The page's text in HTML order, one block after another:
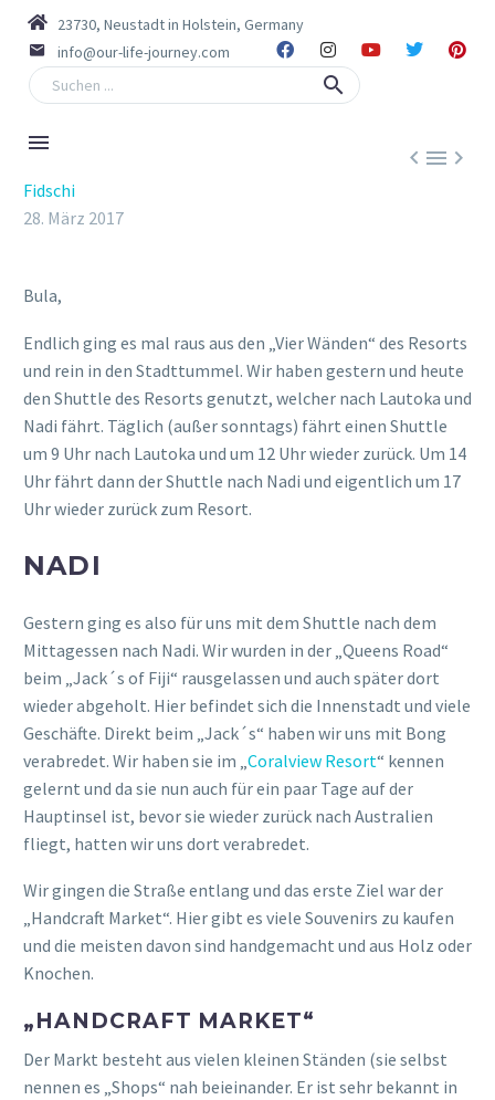
23730, Neustadt in Holstein, Germany
info@our-life-journey.com

Fidschi
28. März 2017
Bula,
Endlich ging es mal raus aus den „Vier Wänden“ des Resorts
und rein in den Stadttummel. Wir haben gestern und heute
den Shuttle des Resorts genutzt, welcher nach Lautoka und
Nadi fährt. Täglich (außer sonntags) fährt einen Shuttle
um 9 Uhr nach Lautoka und um 12 Uhr wieder zurück. Um 14
Uhr fährt dann der Shuttle nach Nadi und eigentlich um 17
Uhr wieder zurück zum Resort.
NADI
Gestern ging es also für uns mit dem Shuttle nach dem
Mittagessen nach Nadi. Wir wurden in der „Queens Road“
beim „Jack´s of Fiji“ rausgelassen und auch später dort
wieder abgeholt. Hier befindet sich die Innenstadt und viele
Geschäfte. Direkt beim „Jack´s“ haben wir uns mit Bong
verabredet. Wir haben sie im „ Coralview Resort“ kennen
gelernt und da sie nun auch für ein paar Tage auf der
Hauptinsel ist, bevor sie wieder zurück nach Australien
fliegt, hatten wir uns dort verabredet.
Wir gingen die Straße entlang und das erste Ziel war der
„Handcraft Market“. Hier gibt es viele Souvenirs zu kaufen
und die meisten davon sind handgemacht und aus Holz oder
Knochen.
„HANDCRAFT MARKET“
Der Markt besteht aus vielen kleinen Ständen (sie selbst
nennen es „Shops“ nah beieinander. Er ist sehr bekannt in